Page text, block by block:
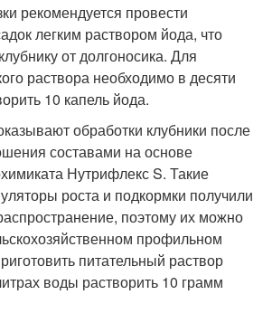
рекомендуется провести
легким раствором йода, что
от долгоносика. Для
раствора необходимо в десяти
10 капель йода.
обработки клубники после
составами на основе
Нутрифлекс S. Такие
роста и подкормки получили
поэтому их можно
профильном
питательный раствор
воды растворить 10 грамм